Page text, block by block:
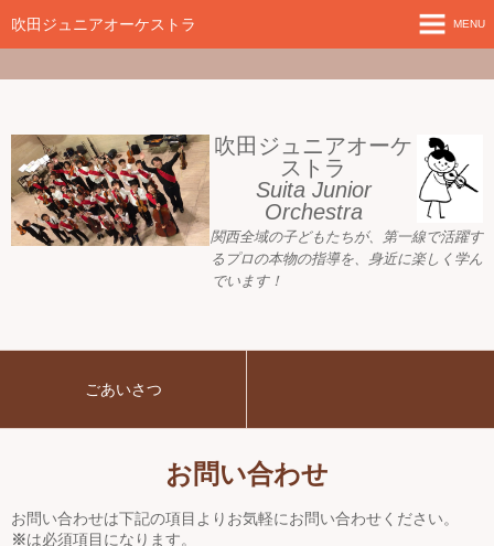
verification=nW1XDOjsXUeBk5Tr0WL2kTnlmTP78udH3yRHAbTSBv8
吹田ジュニアオーケストラ
吹田ジュニアオーケ
ストラ
Suita Junior
Orchestra
関西全域の子どもたちが、
第一線で活躍す
るプロの本物の指導を、身近に楽しく学ん
でいます！
MENU
ホーム
新着情報
活動目標
指導者ご紹介
プレジュニア クラス
Ｑ＆Ａ
ごあいさつ
お問い合わせ
お問い合わせは下記の項目よりお気軽にお問い合わせください。
※は必須項目になります。